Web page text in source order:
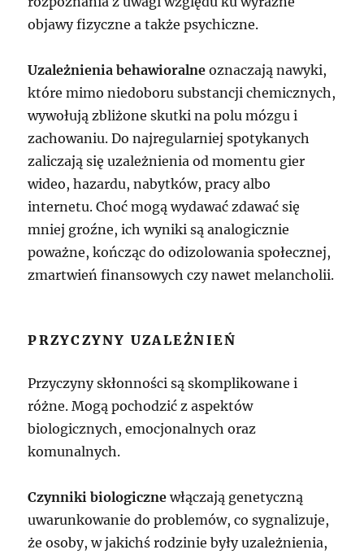
objawy fizyczne a także psychiczne.
Uzależnienia behawioralne oznaczają nawyki,
które mimo niedoboru substancji chemicznych,
wywołują zbliżone skutki na polu mózgu i
zachowaniu. Do najregularniej spotykanych
zaliczają się uzależnienia od momentu gier
wideo, hazardu, nabytków, pracy albo
internetu. Choć mogą wydawać zdawać się
mniej groźne, ich wyniki są analogicznie
poważne, kończąc do odizolowania społecznej,
zmartwień finansowych czy nawet melancholii.
PRZYCZYNY UZALEŻNIEŃ
Przyczyny skłonności są skomplikowane i
różne. Mogą pochodzić z aspektów
biologicznych, emocjonalnych oraz
komunalnych.
Czynniki biologiczne włączają genetyczną
uwarunkowanie do problemów, co sygnalizuje,
że osoby, w jakichś rodzinie były uzależnienia,